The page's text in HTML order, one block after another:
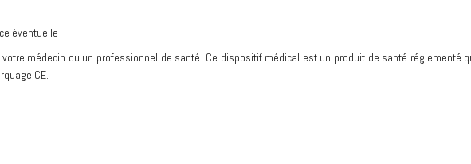
éventuelle
médecin ou un professionnel de santé. Ce dispositif médical est un produit de santé réglementé
CE.